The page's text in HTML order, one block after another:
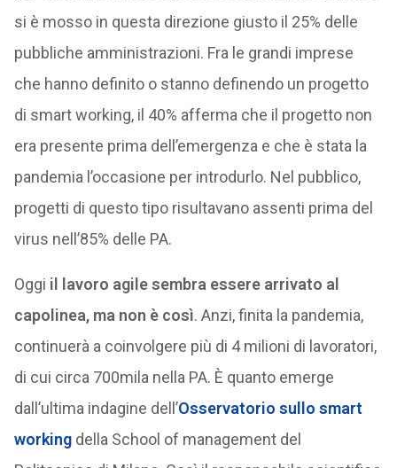
si è mosso in questa direzione giusto il 25% delle
pubbliche amministrazioni. Fra le grandi imprese
che hanno definito o stanno definendo un progetto
di smart working, il 40% afferma che il progetto non
era presente prima dell’emergenza e che è stata la
pandemia l’occasione per introdurlo. Nel pubblico,
progetti di questo tipo risultavano assenti prima del
virus nell’85% delle PA.
Oggi il lavoro agile sembra essere arrivato al
capolinea, ma non è così. Anzi, finita la pandemia,
continuerà a coinvolgere più di 4 milioni di lavoratori,
di cui circa 700mila nella PA. È quanto emerge
dall’ultima indagine dell’Osservatorio sullo smart
workingdella School of management del